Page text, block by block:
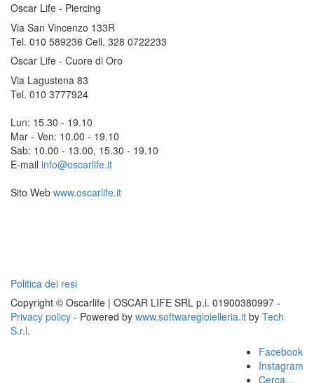
Oscar Life - Piercing
Via San Vincenzo 133R
Tel. 010 589236 Cell. 328 0722233
Oscar Life - Cuore di Oro
Via Lagustena 83
Tel. 010 3777924
Lun: 15.30 - 19.10
Mar - Ven: 10.00 - 19.10
Sab: 10.00 - 13.00, 15.30 - 19.10
E-mail info@oscarlife.it
Sito Web www.oscarlife.it
Politica dei resi
Copyright © Oscarlife | OSCAR LIFE SRL p.i. 01900380997 -
Privacy policy - Powered by www.softwaregioielleria.it by Tech
S.r.l.
Facebook
Instagram
Cerca...